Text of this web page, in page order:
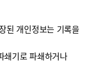
된 개인정보는 기록을
기로 파쇄하거나